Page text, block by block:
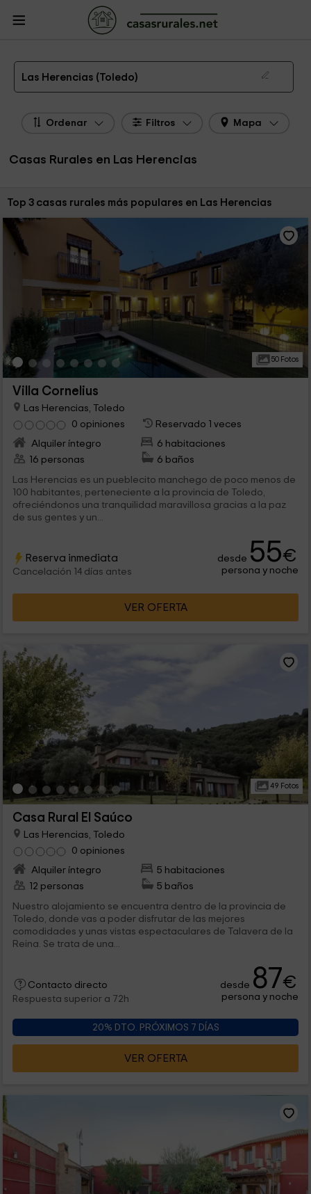
Casas Rurales
Rurales Toledo
Casas Rurales Las Herencias
Las 3 mejores casas rurales en Las Herencias de 2026
Las Herencias (Toledo)
Ordenar Filtros Mapa
Casas Rurales en Las Herencias
Ordenar por:
Top 3 casas rurales más populares en Las Herencias
50 Fotos
Villa Cornelius
Las Herencias, Toledo
0 opiniones
Reservado 1 veces
Alquiler íntegro
6 habitaciones
16 personas
6 baños
Las Herencias es un pueblecito manchego de poco menos de
100 habitantes, perteneciente a la provincia de Toledo,
ofreciéndonos una tranquilidad maravillosa gracias a la paz
de sus gentes y un...
Reserva inmediata
Cancelación 14 días antes
desde 55€
persona y noche
VER OFERTA
49 Fotos
Casa Rural El Saúco
Las Herencias, Toledo
0 opiniones
Alquiler íntegro
5 habitaciones
12 personas
5 baños
Nuestro alojamiento se encuentra dentro de la provincia de
Toledo, donde vas a poder disfrutar de las mejores
comodidades y unas vistas espectaculares de Talavera de la
Reina. Se trata de una...
Contacto directo
Respuesta superior a 72h
desde 87€
persona y noche
20% DTO. PRÓXIMOS 7 DÍAS
VER OFERTA